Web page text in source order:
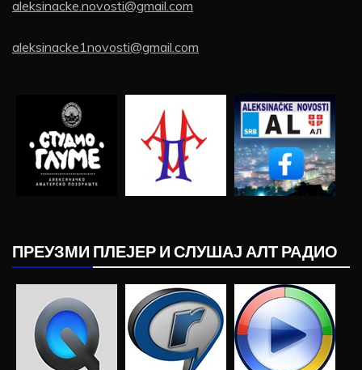
aleksinacke.novosti@gmail.com
aleksinacke1novosti@gmail.com
ПРЕУЗМИ ПЛЕЈЕР И СЛУШАЈ АЛТ РАДИО